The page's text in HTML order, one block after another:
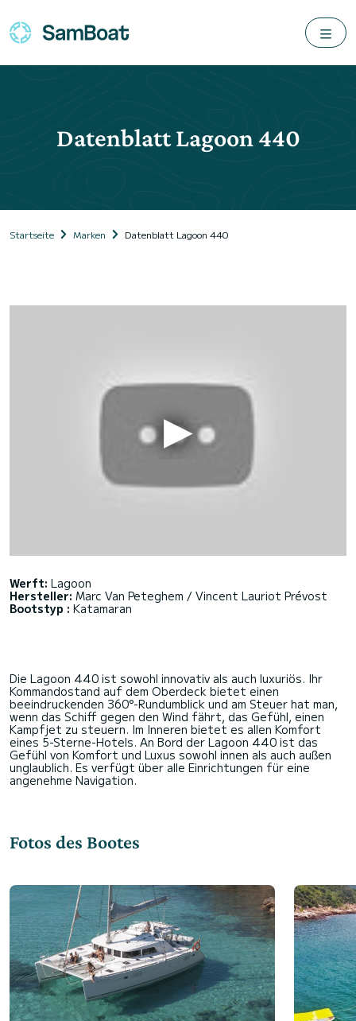
Datenblatt Lagoon 440
Startseite Marken Datenblatt Lagoon 440
Werft: Lagoon
Hersteller: Marc Van Peteghem / Vincent Lauriot Prévost
Bootstyp : Katamaran
Die Lagoon 440 ist sowohl innovativ als auch luxuriös. Ihr
Kommandostand auf dem Oberdeck bietet einen
beeindruckenden 360°-Rundumblick und am Steuer hat man,
wenn das Schiff gegen den Wind fährt, das Gefühl, einen
Kampfjet zu steuern. Im Inneren bietet es allen Komfort
eines 5-Sterne-Hotels. An Bord der Lagoon 440 ist das
Gefühl von Komfort und Luxus sowohl innen als auch außen
unglaublich. Es verfügt über alle Einrichtungen für eine
Fotos des Bootes